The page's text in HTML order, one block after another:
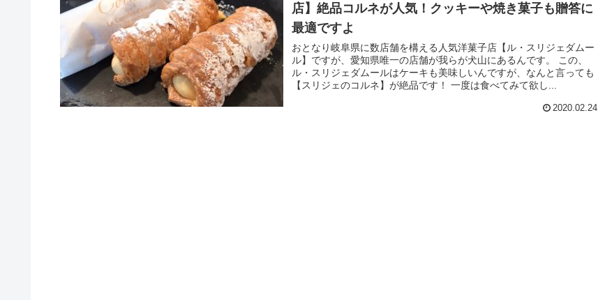
店】絶品コルネが人気！クッキーや焼き菓子も贈答に
最適ですよ
おとなり岐阜県に数店舗を構える人気洋菓子店【ル・スリジェダムー
ル】ですが、愛知県唯一の店舗が我らが犬山にあるんです。 この、
ル・スリジェダムールはケーキも美味しいんですが、なんと言っても
【スリジェのコルネ】が絶品です！ 一度は食べてみて欲し...
2020.02.24